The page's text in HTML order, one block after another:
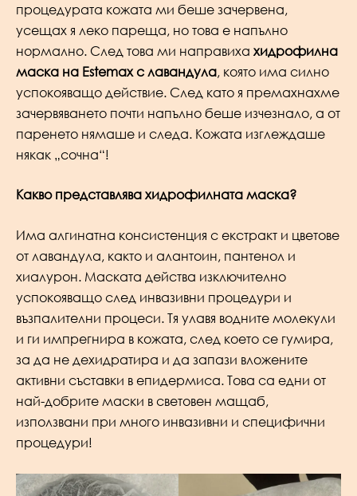
процедурата кожата ми беше зачервена,
усещах я леко пареща, но това е напълно
нормално. След това ми направиха хидрофилна
маска на Estemax с лавандула, която има силно
успокояващо действие. След като я премахнахме
зачервяването почти напълно беше изчезнало, а от
паренето нямаше и следа. Кожата изглеждаше
някак „сочна“!
Какво представлява хидрофилната маска?
Има алгинатна консистенция с екстракт и цветове
от лавандула, както и алантоин, пантенол и
хиалурон. Маската действа изключително
успокояващо след инвазивни процедури и
възпалителни процеси. Тя улавя водните молекули
и ги импрегнира в кожата, след което се гумира,
за да не дехидратира и да запази вложените
активни съставки в епидермиса. Това са едни от
най-добрите маски в световен мащаб,
използвани при много инвазивни и специфични
процедури!